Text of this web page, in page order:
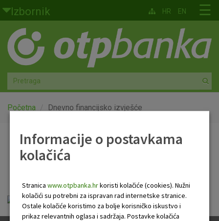
Skoči na glavni sadržaj
Izbornik
Građani
Privatno bankarstvo
Agro
Mala poduzeća i obrtnici
Globalna tržišta
O nama
☰
HR EN
Početna Dnevno financijsko izvješće
Dnevno financijsko
Dnevno financijsko izvješće.pdf
Informacije o postavkama
kolačića
Stranica www.otpbanka.hrkoristi kolačiće (cookies). Nužni
kolačići su potrebni za ispravan rad internetske stranice.
Ostale kolačiće koristimo za bolje korisničko iskustvo i
prikaz relevantnih oglasa i sadržaja. Postavke kolačića